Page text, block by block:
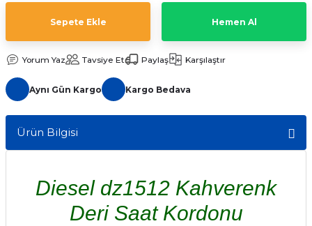
Sepete Ekle Hemen Al
Yorum Yaz Tavsiye Et Paylaş Karşılaştır
Aynı Gün Kargo Kargo Bedava
Ürün Bilgisi
Diesel dz1512 Kahverenk
Deri Saat Kordonu